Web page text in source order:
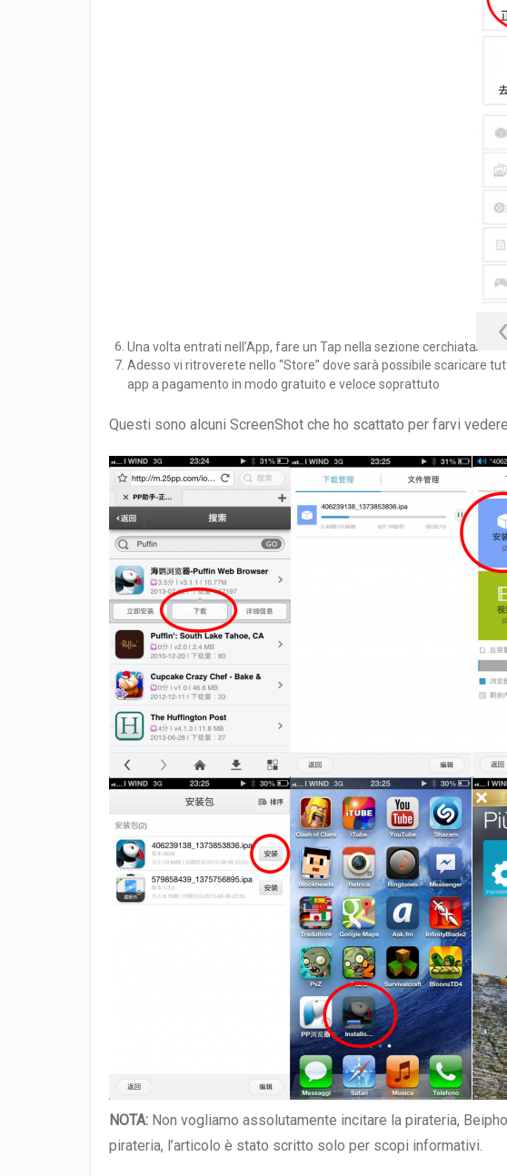
Una volta entrati nell’App, fare un Tap nella sezione cerchiata
Adesso vi ritroverete nello “Store” dove sarà possibile scaricare
app a pagamento in modo gratuito e veloce soprattuto
Questi sono alcuni ScreenShot che ho scattato per farvi
NOTA:Non vogliamo assolutamente incitare la pirateria,
pirateria, l’articolo è stato scritto solo per scopi informativi.